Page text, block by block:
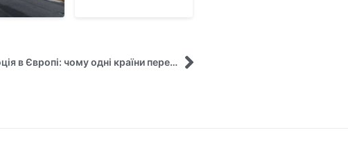
Відбулася лекція «Енергетична революція в Європі: чому одні країни переходять на чисту енергію швидше за інших?»